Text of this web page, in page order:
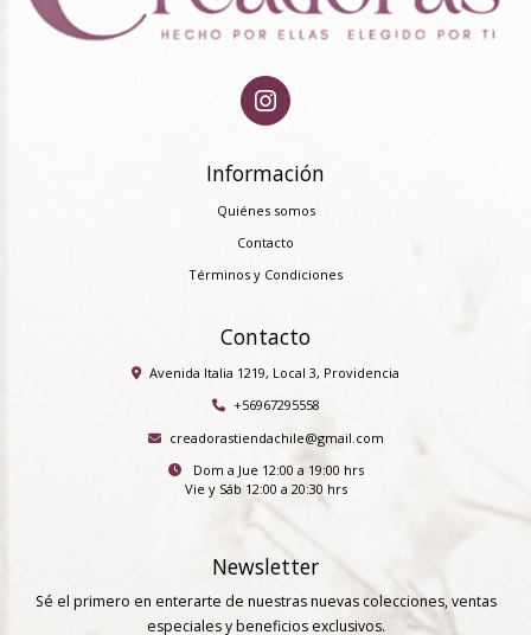
Información
Quiénes somos
Contacto
Términos y Condiciones
Contacto
Avenida Italia 1219, Local 3, Providencia
+56967295558
creadorastiendachile@gmail.com
Dom a Jue 12:00 a 19:00 hrs
Vie y Sáb 12:00 a 20:30 hrs
Newsletter
Sé el primero en enterarte de nuestras nuevas colecciones, ventas
especiales y beneficios exclusivos.